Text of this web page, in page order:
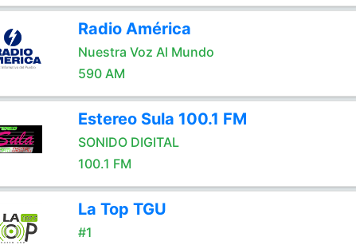
Radio América
Nuestra Voz Al Mundo
590 AM
Estereo Sula 100.1 FM
SONIDO DIGITAL
100.1 FM
La Top TGU
#1